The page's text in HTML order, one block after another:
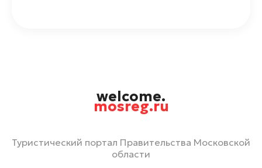
welcome.
mosreg.ru
Туристический портал Правительства Московской
области